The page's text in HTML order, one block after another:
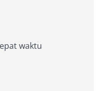
waktu